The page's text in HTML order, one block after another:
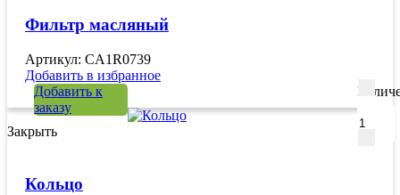
Фильтр масляный
Артикул: CA1R0739
Добавить в избранное
Добавить к
заказу
Закрыть
Кольцо